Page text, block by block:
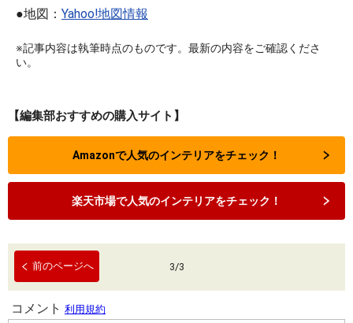
●地図： Yahoo!地図情報
※記事内容は執筆時点のものです。最新の内容をご確認くださ
い。
【編集部おすすめの購入サイト】
Amazonで人気のインテリアをチェック！
楽天市場で人気のインテリアをチェック！
前のページへ 3/3